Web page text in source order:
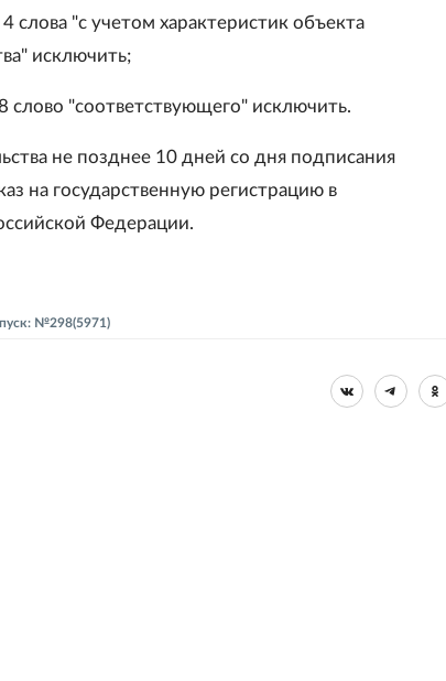
слова "с учетом характеристик объекта
исключить;
слово "соответствующего" исключить.
не позднее 10 дней со дня подписания
на государственную регистрацию в
Федерации.
№298(5971)